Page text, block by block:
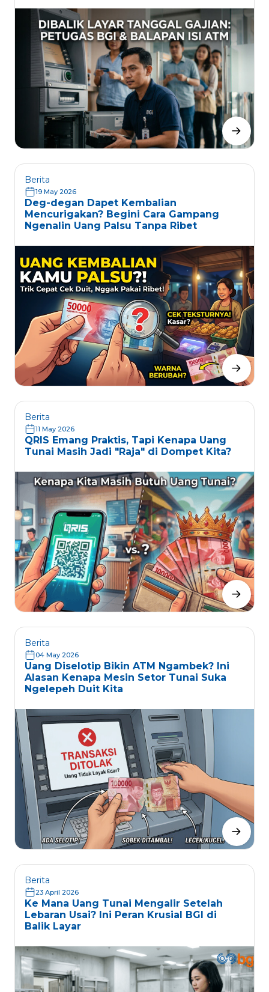
Berita
19 May 2026
Deg-degan Dapet Kembalian
Mencurigakan? Begini Cara Gampang
Ngenalin Uang Palsu Tanpa Ribet
Berita
11 May 2026
QRIS Emang Praktis, Tapi Kenapa Uang
Tunai Masih Jadi "Raja" di Dompet Kita?
Berita
04 May 2026
Uang Diselotip Bikin ATM Ngambek? Ini
Alasan Kenapa Mesin Setor Tunai Suka
Ngelepeh Duit Kita
Berita
23 April 2026
Ke Mana Uang Tunai Mengalir Setelah
Lebaran Usai? Ini Peran Krusial BGI di
Balik Layar